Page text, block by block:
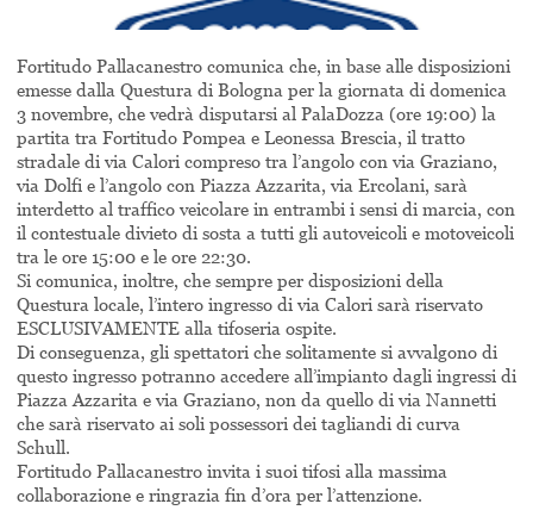
Fortitudo Pallacanestro comunica che, in base alle disposizioni
emesse dalla Questura di Bologna per la giornata di domenica
3 novembre, che vedrà disputarsi al PalaDozza (ore 19:00) la
partita tra Fortitudo Pompea e Leonessa Brescia, il tratto
stradale di via Calori compreso tra l’angolo con via Graziano,
via Dolfi e l’angolo con Piazza Azzarita, via Ercolani, sarà
interdetto al traffico veicolare in entrambi i sensi di marcia, con
il contestuale divieto di sosta a tutti gli autoveicoli e motoveicoli
tra le ore 15:00 e le ore 22:30.
Si comunica, inoltre, che sempre per disposizioni della
Questura locale, l’intero ingresso di via Calori sarà riservato
ESCLUSIVAMENTE alla tifoseria ospite.
Di conseguenza, gli spettatori che solitamente si avvalgono di
questo ingresso potranno accedere all’impianto dagli ingressi di
Piazza Azzarita e via Graziano, non da quello di via Nannetti
che sarà riservato ai soli possessori dei tagliandi di curva
Schull.
Fortitudo Pallacanestro invita i suoi tifosi alla massima
collaborazione e ringrazia fin d’ora per l’attenzione.